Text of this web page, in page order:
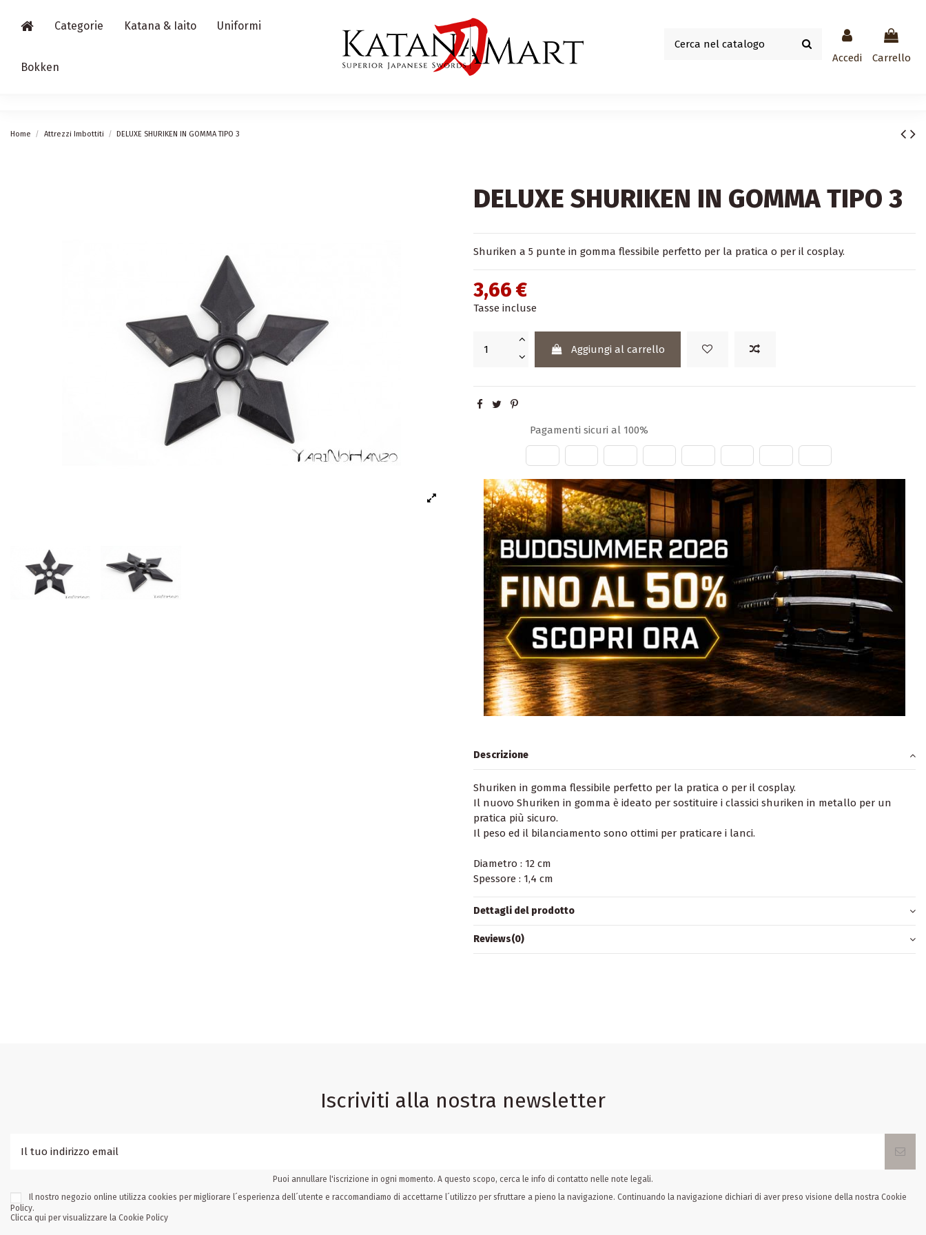
Categorie Katana & Iaito Uniformi
Bokken
Accedi Carrello
Home Attrezzi Imbottiti DELUXE SHURIKEN IN GOMMA TIPO 3
DELUXE SHURIKEN IN GOMMA TIPO 3
Shuriken a 5 punte in gomma flessibile perfetto per la pratica o per il cosplay.
3,66 €
Tasse incluse
Aggiungi al carrello
Pagamenti sicuri al 100%
Descrizione
Shuriken in gomma flessibile perfetto per la pratica o per il cosplay.
Il nuovo Shuriken in gomma è ideato per sostituire i classici shuriken in metallo per un
pratica più sicuro.
Il peso ed il bilanciamento sono ottimi per praticare i lanci.
Diametro : 12 cm
Spessore : 1,4 cm
Dettagli del prodotto
Reviews(0)
Iscriviti alla nostra newsletter
Puoi annullare l'iscrizione in ogni momento. A questo scopo, cerca le info di contatto nelle note legali.
Il nostro negozio online utilizza cookies per migliorare l´esperienza dell´utente e raccomandiamo di accettarne l´utilizzo per sfruttare a pieno la navigazione. Continuando la navigazione dichiari di aver preso visione della nostra Cookie
Policy.
Clicca qui per visualizzare la Cookie Policy